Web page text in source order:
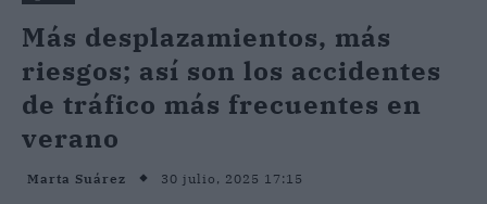
Más desplazamientos, más
riesgos; así son los accidentes
de tráfico más frecuentes en
verano
Marta Suárez 30 julio, 2025 17:15